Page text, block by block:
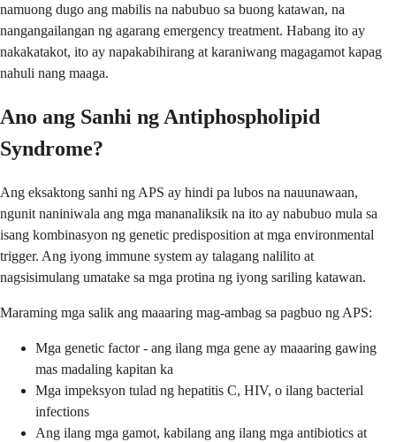
namuong dugo ang mabilis na nabubuo sa buong katawan, na
nangangailangan ng agarang emergency treatment. Habang ito ay
nakakatakot, ito ay napakabihirang at karaniwang magagamot kapag
nahuli nang maaga.
Ano ang Sanhi ng Antiphospholipid
Syndrome?
Ang eksaktong sanhi ng APS ay hindi pa lubos na nauunawaan,
ngunit naniniwala ang mga mananaliksik na ito ay nabubuo mula sa
isang kombinasyon ng genetic predisposition at mga environmental
trigger. Ang iyong immune system ay talagang nalilito at
nagsisimulang umatake sa mga protina ng iyong sariling katawan.
Maraming mga salik ang maaaring mag-ambag sa pagbuo ng APS:
Mga genetic factor - ang ilang mga gene ay maaaring gawing
mas madaling kapitan ka
Mga impeksyon tulad ng hepatitis C, HIV, o ilang bacterial
infections
Ang ilang mga gamot, kabilang ang ilang mga antibiotics at